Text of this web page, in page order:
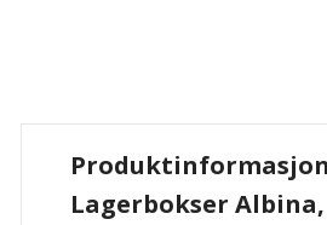
Produktinformasjon
Lagerbokser Albina,